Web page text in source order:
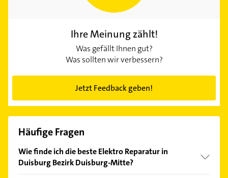
Ihre Meinung zählt!
Was gefällt Ihnen gut?
Was sollten wir verbessern?
Jetzt Feedback geben!
Häufige Fragen
Wie finde ich die beste Elektro Reparatur in
Duisburg Bezirk Duisburg-Mitte?